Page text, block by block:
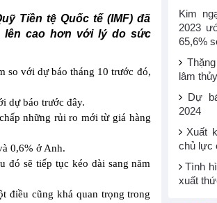
Tiền tệ Quốc tế (IMF) đã
lên cao hơn với lý do sức
so với dự báo tháng 10 trước đó,
dự báo trước đây.
những rủi ro mới từ giá hàng
0,6% ở Anh.
đó sẽ tiếp tục kéo dài sang năm
điều cũng khá quan trọng trong
Kim
2023
65,6%
lâm
Dự
2024
Xuất
chủ lực
Tình
xuất